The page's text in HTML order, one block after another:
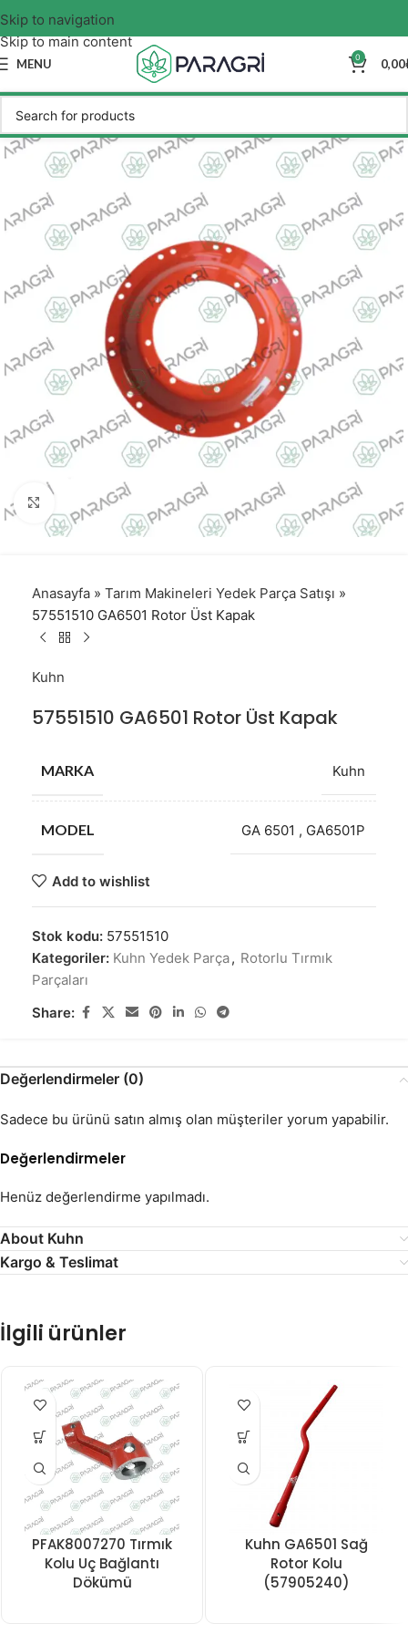
Skip to navigation
Skip to main content
MENU 0 0,00
Click to enlarge
Anasayfa » Tarım Makineleri Yedek Parça Satışı »
57551510 GA6501 Rotor Üst Kapak
Kuhn
57551510 GA6501 Rotor Üst Kapak
MARKA Kuhn
MODEL GA 6501 , GA6501P
Add to wishlist
Stok kodu: 57551510
Kategoriler: Kuhn Yedek Parça, Rotorlu Tırmık
Parçaları
Share:
Değerlendirmeler (0)
Değerlendirmeler
Henüz değerlendirme yapılmadı.
Sadece bu ürünü satın almış olan müşteriler yorum yapabilir.
About Kuhn
Kargo & Teslimat
İlgili ürünler
PFAK8007270 Tırmık
Kolu Uç Bağlantı
Dökümü
Kuhn GA6501 Sağ
Rotor Kolu
(57905240)